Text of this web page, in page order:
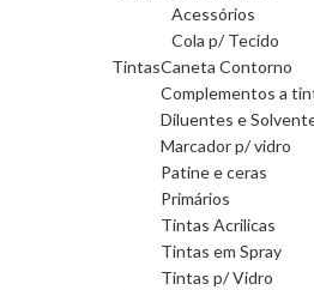
Acessórios
Cola p/ Tecido
TintasCaneta Contorno
Complementos a
Diluentes e
Marcador p/ vidro
Patine e ceras
Primários
Tintas Acrilicas
Tintas em Spray
Tintas p/ Vidro